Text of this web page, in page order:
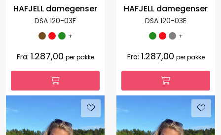
HAFJELL damegenser
DSA 120-03F
+
Fra: 1.287,00 per pakke
HAFJELL damegenser
DSA 120-03E
+
Fra: 1.287,00 per pakke